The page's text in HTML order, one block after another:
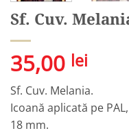
Sf. Cuv.
35,00 lei
Sf. Cuv. Melania.
Icoană aplicată pe
18 mm.